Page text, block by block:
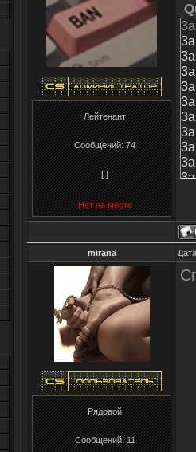
Лейтенант
Сообщений:74
[ ]
Нет на месте
mirana
Рядовой
Сообщений:11